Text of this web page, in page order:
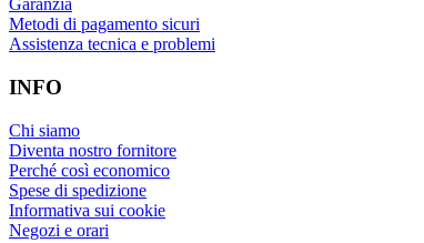
Garanzia
Metodi di pagamento sicuri
Assistenza tecnica e problemi
INFO
Chi siamo
Diventa nostro fornitore
Perché così economico
Spese di spedizione
Informativa sui cookie
Negozi e orari